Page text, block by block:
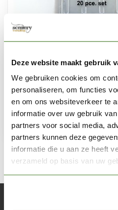
Deze website maakt gebruik
We gebruiken cookies om
personaliseren, om functies
en om ons websiteverkeer te
informatie over uw gebruik
partners voor social media,
partners kunnen deze
informatie die u aan ze heeft
verzameld op basis van uw
Microbox drill set (borenset)
Tools - T01001
Niet op voorraad